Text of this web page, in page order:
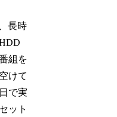
長時
組を
けて
で実
ット